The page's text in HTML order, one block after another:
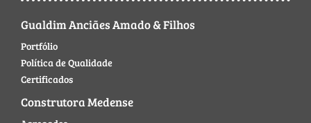
Gualdim Anciães Amado & Filhos
Portfólio
Política de Qualidade
Certificados
Construtora Medense